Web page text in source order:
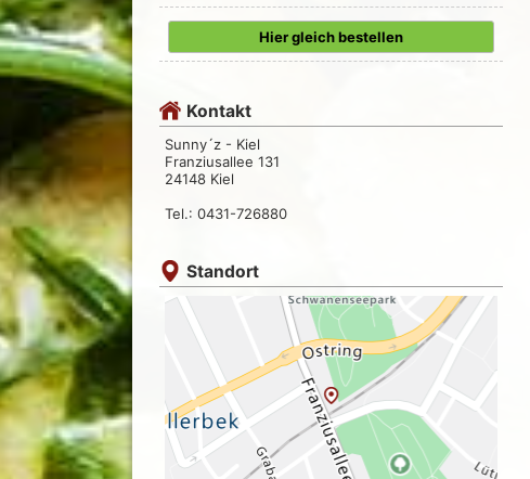
Hier gleich bestellen
Kontakt
Sunny´z - Kiel
Franziusallee 131
24148 Kiel
Tel.: 0431-726880
Standort